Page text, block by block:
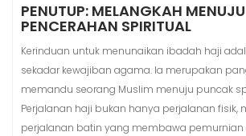
PENUTUP: MELANGKAH MENUJU
PENCERAHAN SPIRITUAL
Kerinduan untuk menunaikan ibadah haji
sekadar kewajiban agama. Ia merupakan
memandu seorang Muslim menuju puncak
Perjalanan haji bukan hanya perjalanan fisik,
perjalanan batin yang membawa pemurnian